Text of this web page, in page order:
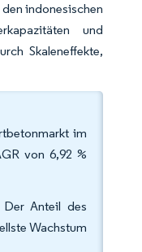
indonesischen
und
Skaleneffekte,
im
von 6,92 %
Der Anteil des
Wachstum